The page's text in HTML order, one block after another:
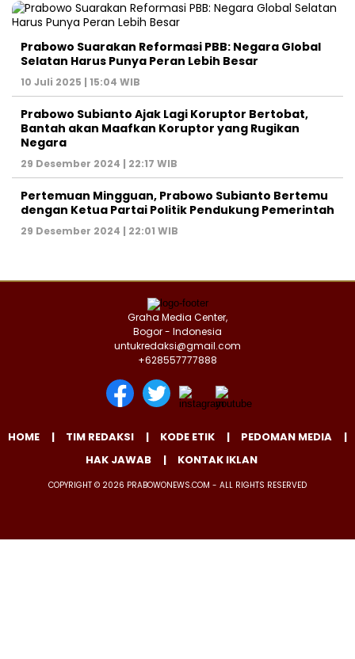
Prabowo Suarakan Reformasi PBB: Negara Global
Selatan Harus Punya Peran Lebih Besar
10 Juli 2025 | 15:04 WIB
Prabowo Subianto Ajak Lagi Koruptor Bertobat,
Bantah akan Maafkan Koruptor yang Rugikan
Negara
29 Desember 2024 | 22:17 WIB
Pertemuan Mingguan, Prabowo Subianto Bertemu
dengan Ketua Partai Politik Pendukung Pemerintah
29 Desember 2024 | 22:01 WIB
Graha Media Center,
Bogor - Indonesia
untukredaksi@gmail.com
+628557777888
HOME TIM REDAKSI KODE ETIK
PEDOMAN MEDIA
HAK JAWAB
KONTAK IKLAN
COPYRIGHT © 2026 PRABOWONEWS.COM - ALL RIGHTS RESERVED